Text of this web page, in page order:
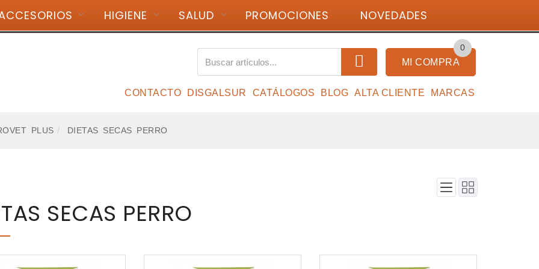
+34 988 224 845 Identifícate
0
MI COMPRA
CONTACTO DISGALSUR CATÁLOGOS BLOG ALTA CLIENTE MARCAS
HIGIENE SALUD PROMOCIONES NOVEDADES
PLUS DIETAS SECAS PERRO
SECAS PERRO